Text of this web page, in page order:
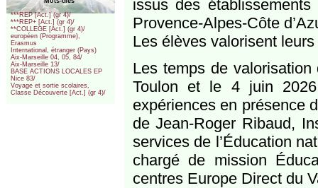
***REP [Act.] (gr 4)/
***REP+ [Act.] (gr 4)/
**COLLEGE [Act.] (gr 4)/
européen (Programme),
Erasmus
International, étranger (Pays)
Aix-Marseille 04, 05, 84/
Aix-Marseille 13/
BASE ACTIONS LOCALES EP
Nice 83/
Voyage et sortie scolaires,
Classe Découverte [Act.] (gr 4)/
issus des
Provence-Alpes-Côte
Les élèves valorisent
Les temps de
Toulon et le 4 juin
expériences en présence
de Jean-Roger Ribaud,
services de l’Éducation
chargé de mission
centres Europe Direct du